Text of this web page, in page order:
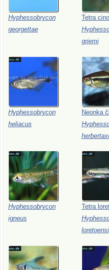
Hyphessobrycon
georgettae
Tetra
griemi
Hyphessobrycon
heliacus
Neonka
Hyphessobrycon
igneus
Tetra